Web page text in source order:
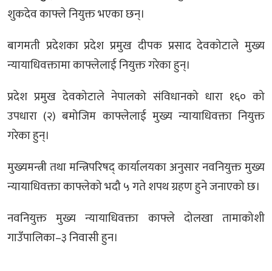
शुकदेव काफ्ले नियुक्त भएका छन्।
बागमती प्रदेशका प्रदेश प्रमुख दीपक प्रसाद देवकोटाले मुख्य
न्यायाधिवक्तामा काफ्लेलाई नियुक्त गरेका हुन्।
प्रदेश प्रमुख देवकोटाले नेपालको संविधानको धारा १६० को
उपधारा (२) बमोजिम काफ्लेलाई मुख्य न्यायाधिवक्ता नियुक्त
गरेका हुन्।
मुख्यमन्त्री तथा मन्त्रिपरिषद् कार्यालयका अनुसार नवनियुक्त मुख्य
न्यायाधिवक्ता काफ्लेको भदौ ५ गते शपथ ग्रहण हुने जनाएको छ।
नवनियुक्त मुख्य न्यायाधिवक्ता काफ्ले दोलखा तामाकोशी
गाउँपालिका–३ निवासी हुन।